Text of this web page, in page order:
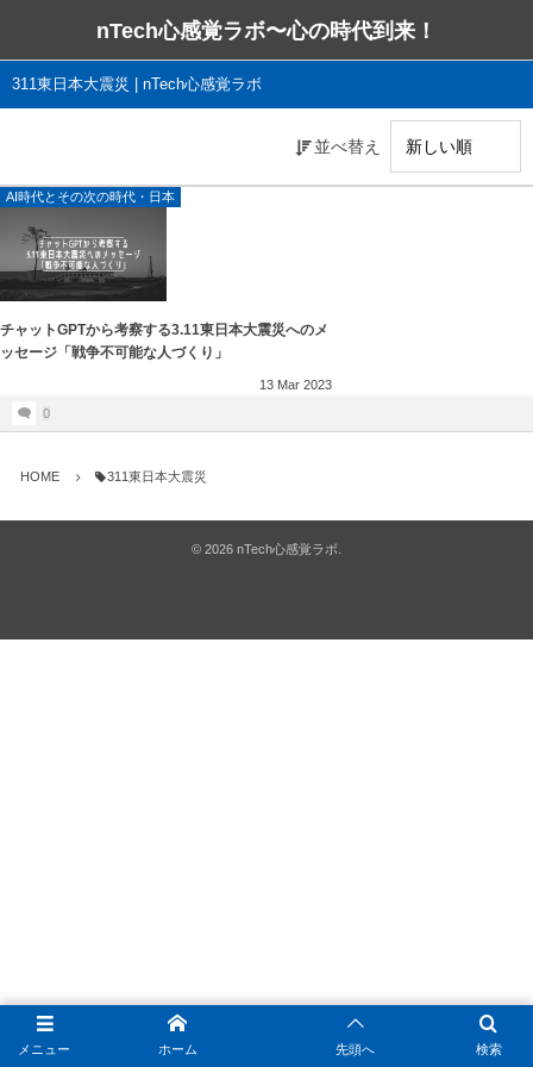
nTech心感覚ラボ〜心の時代到来！
311東日本大震災 | nTech心感覚ラボ
並べ替え
AI時代とその次の時代・日本
チャットGPTから考察する3.11東日本大震災へのメ
ッセージ「戦争不可能な人づくり」
13 Mar 2023
0
HOME 311東日本大震災
© 2026 nTech心感覚ラボ
メニュー 検索
ホーム 先頭へ